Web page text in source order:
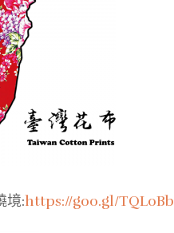
境:https://goo.gl/TQL0Bb